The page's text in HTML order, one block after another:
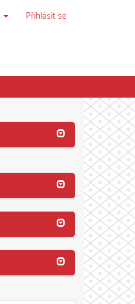
Přihlásit se